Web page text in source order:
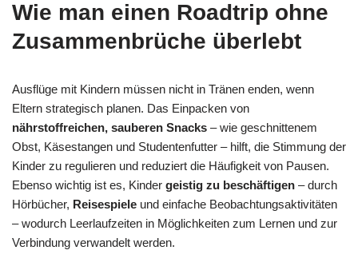
Wie man einen Roadtrip ohne
Zusammenbrüche überlebt
Ausflüge mit Kindern müssen nicht in Tränen enden, wenn
Eltern strategisch planen. Das Einpacken von
nährstoffreichen, sauberen Snacks – wie geschnittenem
Obst, Käsestangen und Studentenfutter – hilft, die Stimmung der
Kinder zu regulieren und reduziert die Häufigkeit von Pausen.
Ebenso wichtig ist es, Kinder geistig zu beschäftigen – durch
Hörbücher, Reisespiele und einfache Beobachtungsaktivitäten
– wodurch Leerlaufzeiten in Möglichkeiten zum Lernen und zur
Verbindung verwandelt werden.